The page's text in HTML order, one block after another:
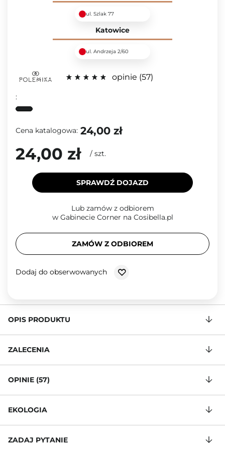
ul. Szlak 77
Katowice
ul. Andrzeja 2/60
opinie 57
:
Cena katalogowa: 24,00 zł
24,00 zł / szt.
SPRAWDŹ DOJAZD
Lub zamów z odbiorem
w Gabinecie Corner na Cosibella.pl
ZAMÓW Z ODBIOREM
Dodaj do obserwowanych
OPIS PRODUKTU
ZALECENIA
OPINIE (57)
EKOLOGIA
ZADAJ PYTANIE